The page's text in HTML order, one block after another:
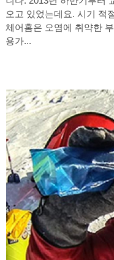
오고 있었는데요. 시기 적
체어홈은 오염에 취약한
용가...